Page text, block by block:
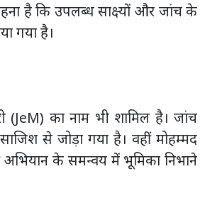
है कि उपलब्ध साक्ष्यों और जांच के
गया है।
(JeM) का नाम भी शामिल है। जांच
से जोड़ा गया है। वहीं मोहम्मद
के समन्वय में भूमिका निभाने